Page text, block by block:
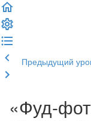
Предыдущий
«Фуд-